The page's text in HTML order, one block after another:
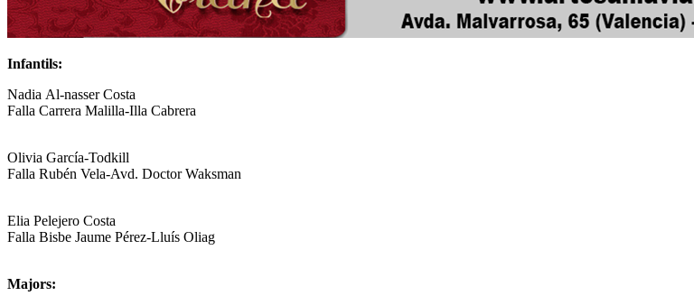
Infantils:
Nadia Al-nasser Costa
Falla Carrera Malilla-Illa Cabrera
Olivia García-Todkill
Falla Rubén Vela-Avd. Doctor Waksman
Elia Pelejero Costa
Falla Bisbe Jaume Pérez-Lluís Oliag
Majors: